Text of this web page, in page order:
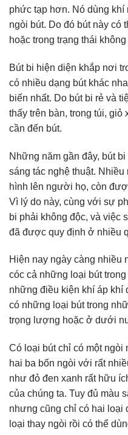
phức tạp hơn. Nó dùng khí
ngòi bút. Do đó bút này có
hoặc trong trạng thái
Bút bi hiện diện khắp nơi
có nhiều dạng bút khác
biến nhất. Do bút bi rẻ và
thấy trên bàn, trong túi, giỏ
cần đến bút.
Những năm gần đây, bút
sáng tác nghệ thuật.
hình lên người họ, còn
Vì lý do này, cùng với sự
bi phải không độc, và việc
đã được quy định ở nhiều
Hiện nay ngày càng nhiều
cóc cả những loại bút
những điều kiện khí áp khí
có những loại bút trong
trọng lượng hoặc ở dưới
Có loại bút chỉ có một ngòi
hai ba bốn ngòi với rất
như đỏ đen xanh rất hữu
của chúng ta. Tuy đủ màu
nhưng cũng chỉ có hai loại
loại thay ngòi rồi có thể